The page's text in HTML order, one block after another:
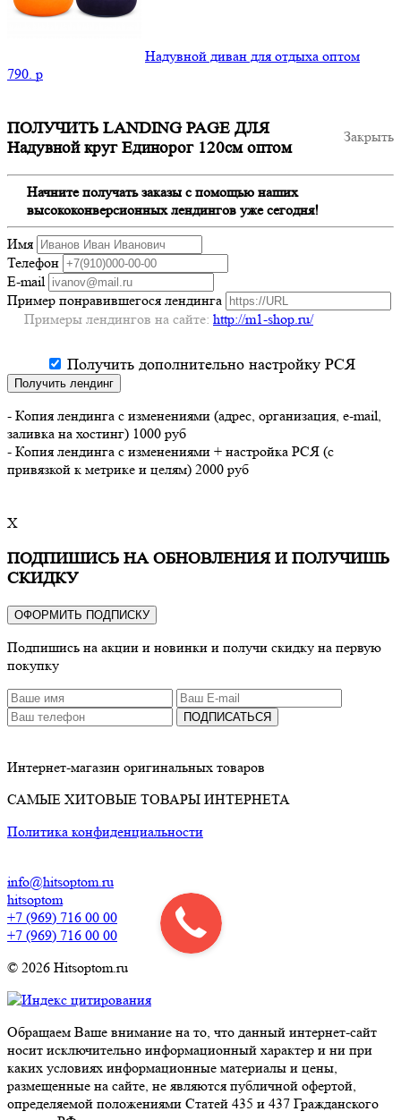
Надувной диван для отдыха оптом
790. p
Закрыть
ПОЛУЧИТЬ LANDING PAGE ДЛЯ
Надувной круг Единорог 120см оптом
Начните получать заказы с помощью наших
высококонверсионных лендингов уже сегодня!
Имя
Телефон
E-mail
Пример понравившегося лендинга
Примеры лендингов на сайте: http://m1-shop.ru/
Получить дополнительно настройку РСЯ
Получить лендинг
- Копия лендинга с изменениями (адрес, организация, e-mail,
заливка на хостинг) 1000 руб
- Копия лендинга с изменениями + настройка РСЯ (с
привязкой к метрике и целям) 2000 руб
X
ПОДПИШИСЬ НА ОБНОВЛЕНИЯ И ПОЛУЧИШЬ
СКИДКУ
ОФОРМИТЬ ПОДПИСКУ
Подпишись на акции и новинки и получи скидку на первую
покупку
ПОДПИСАТЬСЯ
Интернет-магазин оригинальных товаров
САМЫЕ ХИТОВЫЕ ТОВАРЫ ИНТЕРНЕТА
Политика конфиденциальности
info@hitsoptom.ru
hitsoptom
+7 (969) 716 00 00
+7 (969) 716 00 00
© 2026 Hitsoptom.ru
Обращаем Ваше внимание на то, что данный интернет-сайт
носит исключительно информационный характер и ни при
каких условиях информационные материалы и цены,
размещенные на сайте, не являются публичной офертой,
определяемой положениями Статей 435 и 437 Гражданского